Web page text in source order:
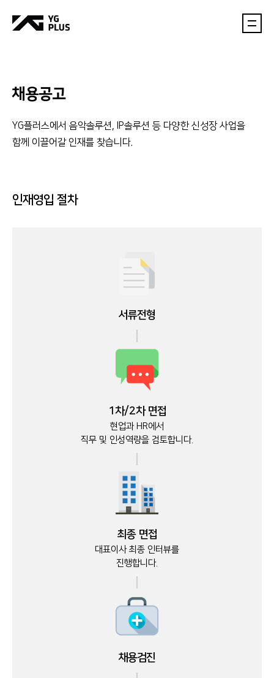
채용공고
YG플러스에서 음악솔루션, IP솔루션 등 다양한 신성장 사업을
함께 이끌어갈 인재를 찾습니다.
인재영입 절차
서류전형
1차/2차 면접
현업과 HR에서
직무 및 인성역량을 검토합니다.
최종 면접
대표이사 최종 인터뷰를
진행합니다.
채용검진